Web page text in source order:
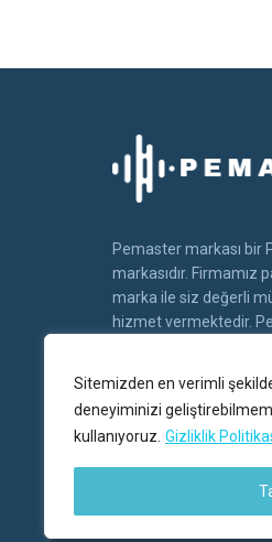
Sitemizden en verimli
deneyiminizi
kullanıyoruz. Gizliklik
Pemaster markası bir
markasıdır. Firmamız
marka ile siz değerli
hizmet vermektedir.